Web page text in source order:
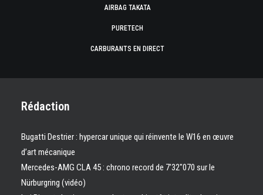
AIRBAG TAKATA
PURETECH
CARBURANTS EN DIRECT
Rédaction
Bugatti Destrier : hypercar unique qui réinvente le W16 en œuvre
d’art mécanique
Mercedes-AMG CLA 45 : chrono record de 7’32″070 sur le
Nürburgring (vidéo)